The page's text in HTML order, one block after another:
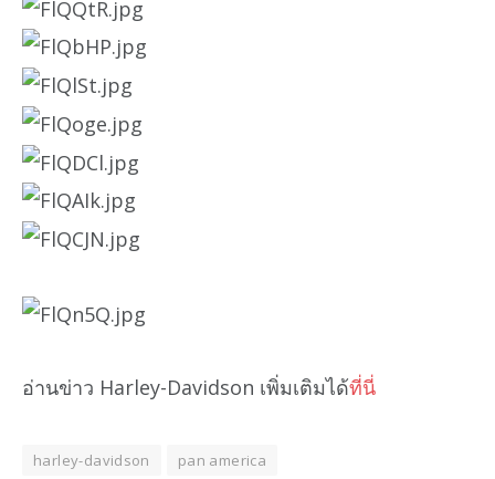
อ่านข่าว Harley-Davidson เพิ่มเติมได้ที่นี่
harley-davidson pan america